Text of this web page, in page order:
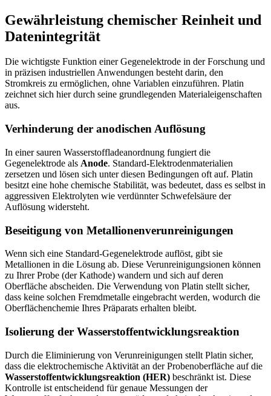
Gewährleistung chemischer Reinheit und
Datenintegrität
Die wichtigste Funktion einer Gegenelektrode in der Forschung und
in präzisen industriellen Anwendungen besteht darin, den
Stromkreis zu ermöglichen, ohne Variablen einzuführen. Platin
zeichnet sich hier durch seine grundlegenden Materialeigenschaften
aus.
Verhinderung der anodischen Auflösung
In einer sauren Wasserstoffladeanordnung fungiert die
Gegenelektrode als Anode. Standard-Elektrodenmaterialien
zersetzen und lösen sich unter diesen Bedingungen oft auf. Platin
besitzt eine hohe chemische Stabilität, was bedeutet, dass es selbst in
aggressiven Elektrolyten wie verdünnter Schwefelsäure der
Auflösung widersteht.
Beseitigung von Metallionenverunreinigungen
Wenn sich eine Standard-Gegenelektrode auflöst, gibt sie
Metallionen in die Lösung ab. Diese Verunreinigungsionen können
zu Ihrer Probe (der Kathode) wandern und sich auf deren
Oberfläche abscheiden. Die Verwendung von Platin stellt sicher,
dass keine solchen Fremdmetalle eingebracht werden, wodurch die
Oberflächenchemie Ihres Präparats erhalten bleibt.
Isolierung der Wasserstoffentwicklungsreaktion
Durch die Eliminierung von Verunreinigungen stellt Platin sicher,
dass die elektrochemische Aktivität an der Probenoberfläche auf die
Wasserstoffentwicklungsreaktion (HER) beschränkt ist. Diese
Kontrolle ist entscheidend für genaue Messungen der